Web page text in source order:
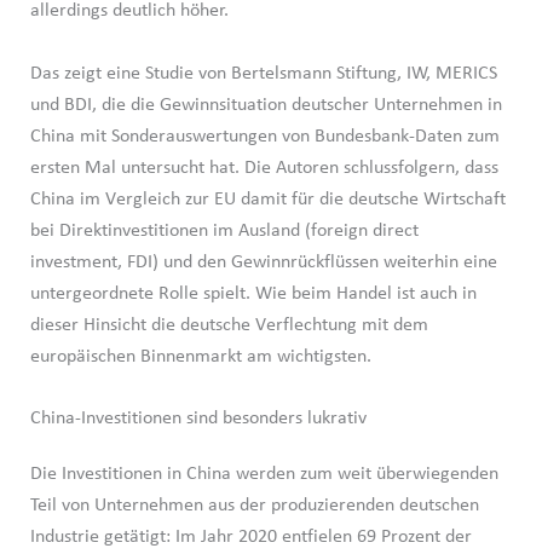
allerdings deutlich höher.
Das zeigt eine Studie von Bertelsmann Stiftung, IW, MERICS
und BDI, die die Gewinnsituation deutscher Unternehmen in
China mit Sonderauswertungen von Bundesbank-Daten zum
ersten Mal untersucht hat. Die Autoren schlussfolgern, dass
China im Vergleich zur EU damit für die deutsche Wirtschaft
bei Direktinvestitionen im Ausland (foreign direct
investment, FDI) und den Gewinnrückflüssen weiterhin eine
untergeordnete Rolle spielt. Wie beim Handel ist auch in
dieser Hinsicht die deutsche Verflechtung mit dem
europäischen Binnenmarkt am wichtigsten.
China-Investitionen sind besonders lukrativ
Die Investitionen in China werden zum weit überwiegenden
Teil von Unternehmen aus der produzierenden deutschen
Industrie getätigt: Im Jahr 2020 entfielen 69 Prozent der